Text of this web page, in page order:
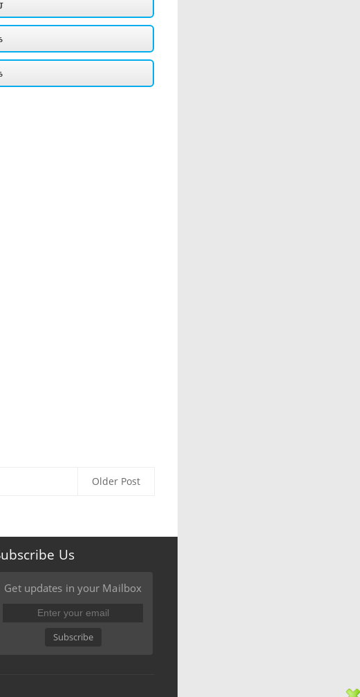
Older Post
Us
Get updates in your Mailbox
Subscribe